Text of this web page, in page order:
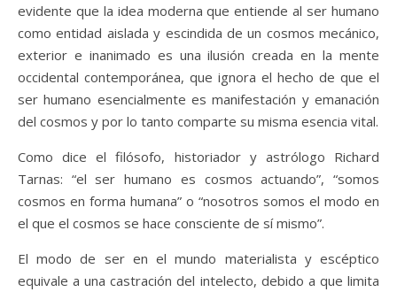
evidente que la idea moderna que entiende al ser humano
como entidad aislada y escindida de un cosmos mecánico,
exterior e inanimado es una ilusión creada en la mente
occidental contemporánea, que ignora el hecho de que el
ser humano esencialmente es manifestación y emanación
del cosmos y por lo tanto comparte su misma esencia vital.
Como dice el filósofo, historiador y astrólogo Richard
Tarnas: “el ser humano es cosmos actuando”, “somos
cosmos en forma humana” o “nosotros somos el modo en
el que el cosmos se hace consciente de sí mismo”.
El modo de ser en el mundo materialista y escéptico
equivale a una castración del intelecto, debido a que limita